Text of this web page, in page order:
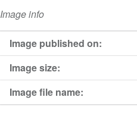
Image info
Image published on:
Image size:
Image file name: